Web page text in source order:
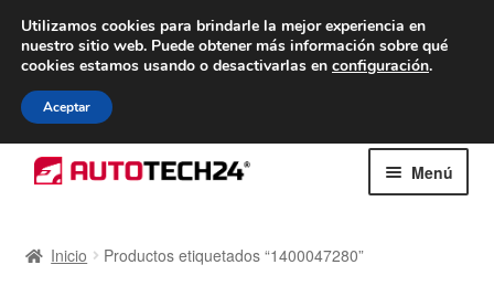
ENTREGA desde 7 EUR
De lunes a viernes de 9 a. m. a 4 p. m.
navegación
al
Menú
Inicio Productos etiquetados “1400047280”
Utilizamos cookies para brindarle la mejor experiencia en
nuestro sitio web. Puede obtener más información sobre qué
cookies estamos usando o desactivarlas en configuración.
Aceptar